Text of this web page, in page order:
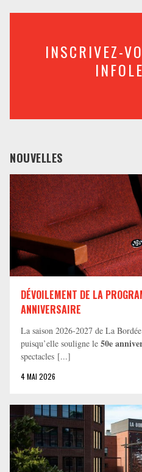
INSCRIVEZ-
NOUVELLES
DÉVOILEMENT DE LA
ANNIVERSAIRE
La saison 2026-2027 de La
puisqu’elle souligne le 50e
spectacles [...]
4 MAI 2026